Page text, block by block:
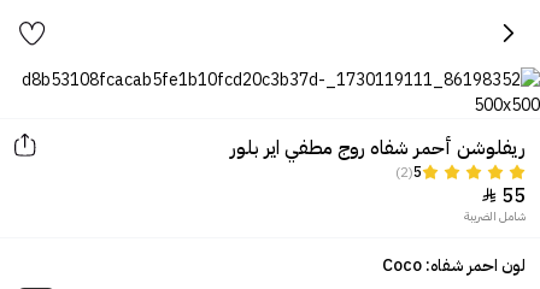
ريفلوشن أحمر شفاه روج مطفي اير بلور
5
(2)
55

شامل الضريبة
لون احمر شفاه: Coco